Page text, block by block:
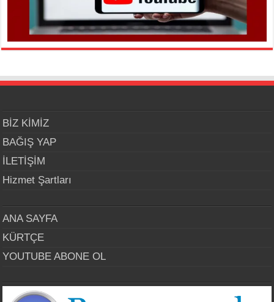
BİZ KİMİZ
BAĞIŞ YAP
İLETİŞİM
Hizmet Şartları
ANA SAYFA
KÜRTÇE
YOUTUBE ABONE OL